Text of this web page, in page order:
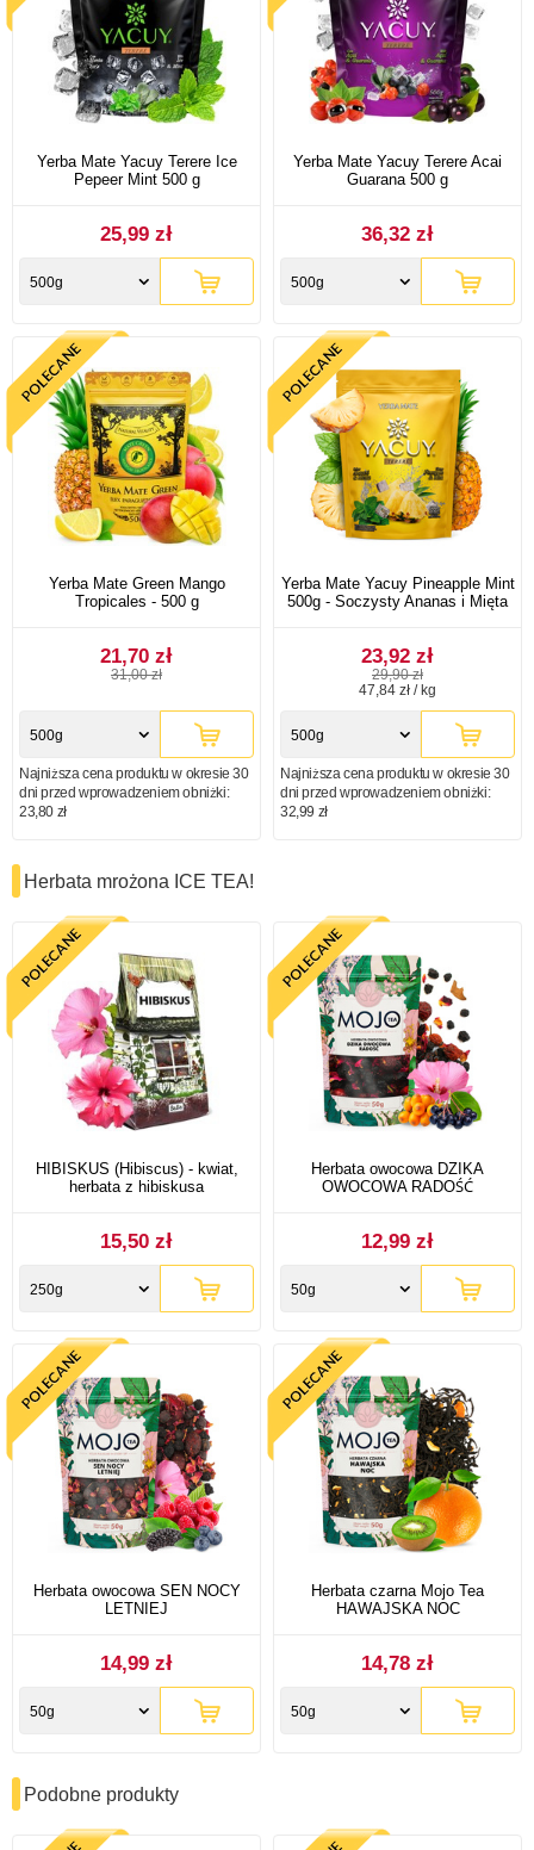
Yerba Mate Yacuy Terere Ice
Pepeer Mint 500 g
25,99 zł
500g
Yerba Mate Yacuy Terere Acai
Guarana 500 g
36,32 zł
500g
Yerba Mate Green Mango
Tropicales - 500 g
21,70 zł
31,00 zł
500g
Najniższa cena produktu w okresie 30
dni przed wprowadzeniem obniżki:
23,80 zł
Yerba Mate Yacuy Pineapple Mint
500g - Soczysty Ananas i Mięta
23,92 zł
29,90 zł
47,84 zł / kg
500g
Najniższa cena produktu w okresie 30
dni przed wprowadzeniem obniżki:
32,99 zł
Herbata mrożona ICE TEA!
HIBISKUS (Hibiscus) - kwiat,
herbata z hibiskusa
15,50 zł
250g
Herbata owocowa DZIKA
OWOCOWA RADOŚĆ
12,99 zł
50g
Herbata owocowa SEN NOCY
LETNIEJ
14,99 zł
50g
Herbata czarna Mojo Tea
HAWAJSKA NOC
14,78 zł
50g
Podobne produkty